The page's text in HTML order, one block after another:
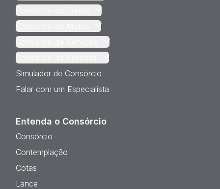
Consórcio de Carros
Consórcio de Motos
Consórcio de Serviços
Consórcio de Pesados
Simulador de Consórcio
Falar com um Especialista
Entenda o Consórcio
Consórcio
Contemplação
Cotas
Lance